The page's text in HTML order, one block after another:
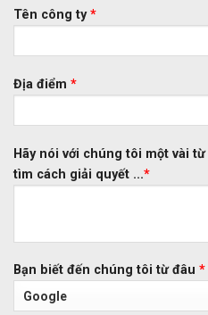
Tên công ty*
Địa điểm *
Hãy nói với chúng tôi một vài
tìm cách giải quyết ...*
Bạn biết đến chúng tôi từ đâu *